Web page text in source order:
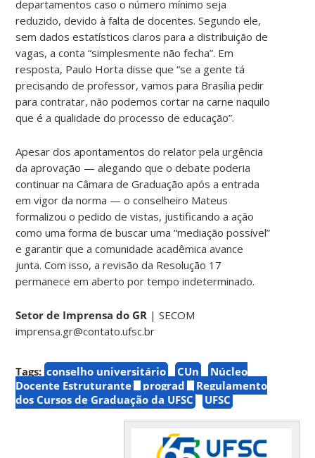
departamentos caso o número mínimo seja
reduzido, devido à falta de docentes. Segundo ele,
sem dados estatísticos claros para a distribuição de
vagas, a conta “simplesmente não fecha”. Em
resposta, Paulo Horta disse que “se a gente tá
precisando de professor, vamos para Brasília pedir
para contratar, não podemos cortar na carne naquilo
que é a qualidade do processo de educação”.
Apesar dos apontamentos do relator pela urgência
da aprovação — alegando que o debate poderia
continuar na Câmara de Graduação após a entrada
em vigor da norma — o conselheiro Mateus
formalizou o pedido de vistas, justificando a ação
como uma forma de buscar uma “mediação possível”
e garantir que a comunidade acadêmica avance
junta. Com isso, a revisão da Resolução 17
permanece em aberto por tempo indeterminado.
Setor de Imprensa do GR | SECOM
imprensa.gr@contato.ufsc.br
Tags: conselho universitário CUn
Núcleo
Docente Estruturante
prograd
Regulamento
dos Cursos de Graduação da UFSC
UFSC